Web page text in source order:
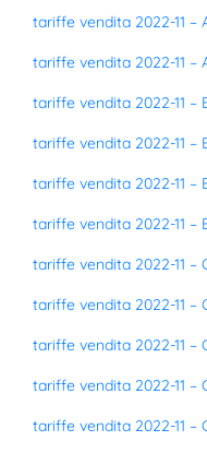
tariffe vendita 2022-11 –
tariffe vendita 2022-11 –
tariffe vendita 2022-11 –
tariffe vendita 2022-11 –
tariffe vendita 2022-11 –
tariffe vendita 2022-11 –
tariffe vendita 2022-11 –
tariffe vendita 2022-11 –
tariffe vendita 2022-11 –
tariffe vendita 2022-11 –
tariffe vendita 2022-11 –